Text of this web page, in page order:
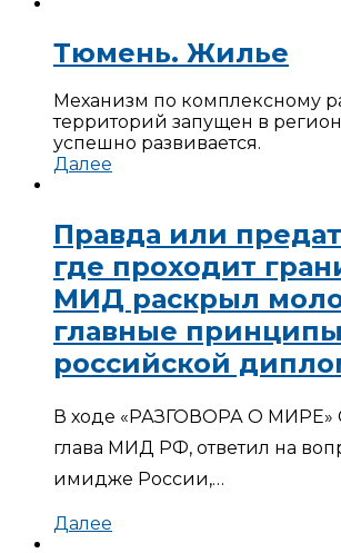
Тюмень. Жилье
Механизм по комплексному
территорий запущен в
успешно развивается.
Далее
Правда или
где проходит
МИД раскрыл
главные принципы
российской
В ходе «РАЗГОВОРА О МИРЕ»
глава МИД РФ, ответил на
имидже России,…
Далее